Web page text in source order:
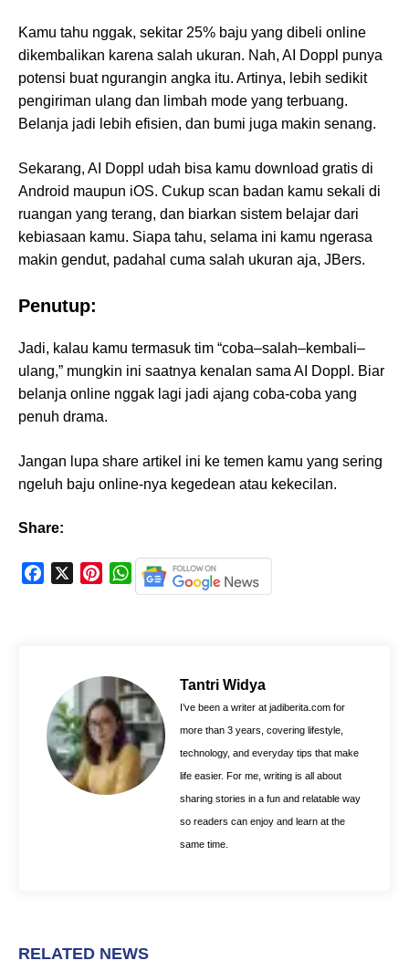
Kamu tahu nggak, sekitar 25% baju yang dibeli online
dikembalikan karena salah ukuran. Nah, AI Doppl punya
potensi buat ngurangin angka itu. Artinya, lebih sedikit
pengiriman ulang dan limbah mode yang terbuang.
Belanja jadi lebih efisien, dan bumi juga makin senang.
Sekarang, AI Doppl udah bisa kamu download gratis di
Android maupun iOS. Cukup scan badan kamu sekali di
ruangan yang terang, dan biarkan sistem belajar dari
kebiasaan kamu. Siapa tahu, selama ini kamu ngerasa
makin gendut, padahal cuma salah ukuran aja, JBers.
Penutup:
Jadi, kalau kamu termasuk tim “coba–salah–kembali–
ulang,” mungkin ini saatnya kenalan sama AI Doppl. Biar
belanja online nggak lagi jadi ajang coba-coba yang
penuh drama.
Jangan lupa share artikel ini ke temen kamu yang sering
ngeluh baju online-nya kegedean atau kekecilan.
Share:
k
e
s
t
W
h
A
p
p
Tantri Widya
I’ve been a writer at jadiberita.com for
more than 3 years, covering lifestyle,
technology, and everyday tips that make
life easier. For me, writing is all about
sharing stories in a fun and relatable way
so readers can enjoy and learn at the
same time.
RELATED NEWS